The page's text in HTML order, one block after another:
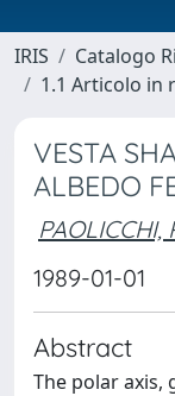
IRIS Catalogo
1.1 Articolo in
VESTA
ALBEDO
PAOLICCHI,
1989-01-01
Abstract
The polar axis,